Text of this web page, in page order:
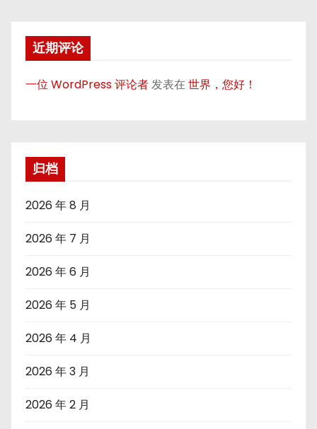
近期评论
一位 WordPress 评论者发表在世界，您好！
归档
2026 年 8 月
2026 年 7 月
2026 年 6 月
2026 年 5 月
2026 年 4 月
2026 年 3 月
2026 年 2 月